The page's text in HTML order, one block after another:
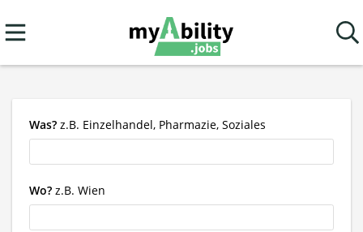
Was? z.B. Einzelhandel, Pharmazie, Soziales
Wo? z.B. Wien